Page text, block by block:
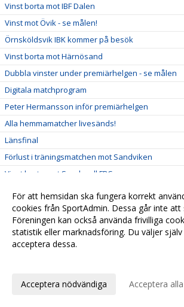
Vinst borta mot IBF Dalen
Vinst mot Övik - se målen!
Örnsköldsvik IBK kommer på besök
Vinst borta mot Härnösand
Dubbla vinster under premiärhelgen - se målen
Digitala matchprogram
Peter Hermansson inför premiärhelgen
Alla hemmamatcher livesänds!
Länsfinal
Förlust i träningsmatchen mot Sandviken
Vinst borta mot Sundsvall FBC
Hemmamatch för herrarna under söndagen
Förlust i första träningsmatchen
Fredrik Linde klar för Kloten-Dietlikon Jets
Tränare klara för herrlaget
Simon Bergström vinkar adjö
För att hemsidan ska fungera korrekt
cookies från SportAdmin. Dessa går inte att
Föreningen kan också använda frivilliga
statistik eller marknadsföring. Du väljer
acceptera dessa.
Acceptera nödvändiga Acceptera alla